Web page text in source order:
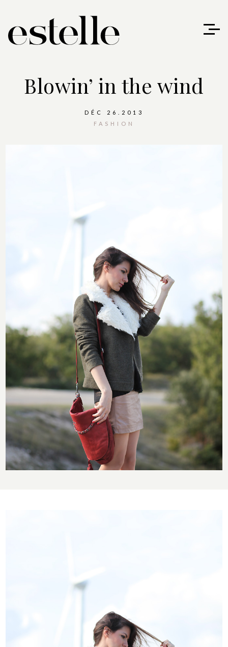
Blowin’ in the wind
DÉC 26.2013
FASHION